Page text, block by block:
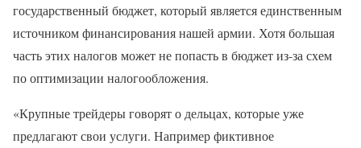
государственный бюджет, который является единственным
источником финансирования нашей армии. Хотя большая
часть этих налогов может не попасть в бюджет из-за схем
по оптимизации налогообложения.
«Крупные трейдеры говорят о дельцах, которые уже
предлагают свои услуги. Например фиктивное